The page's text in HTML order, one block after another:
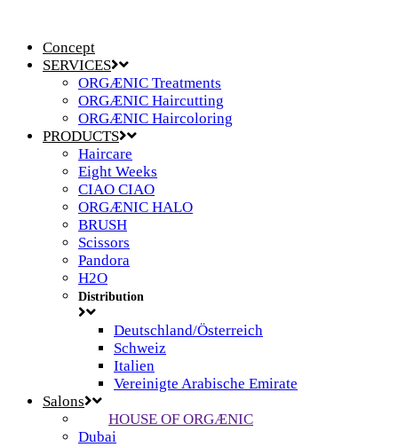
Concept
SERVICES
ORGÆNIC Treatments
ORGÆNIC Haircutting
ORGÆNIC Haircoloring
PRODUCTS
Haircare
Eight Weeks
CIAO CIAO
ORGÆNIC HALO
BRUSH
Scissors
Pandora
H2O
Distribution
Deutschland/Österreich
Schweiz
Italien
Vereinigte Arabische Emirate
Salons
HOUSE OF ORGÆNIC
Dubai